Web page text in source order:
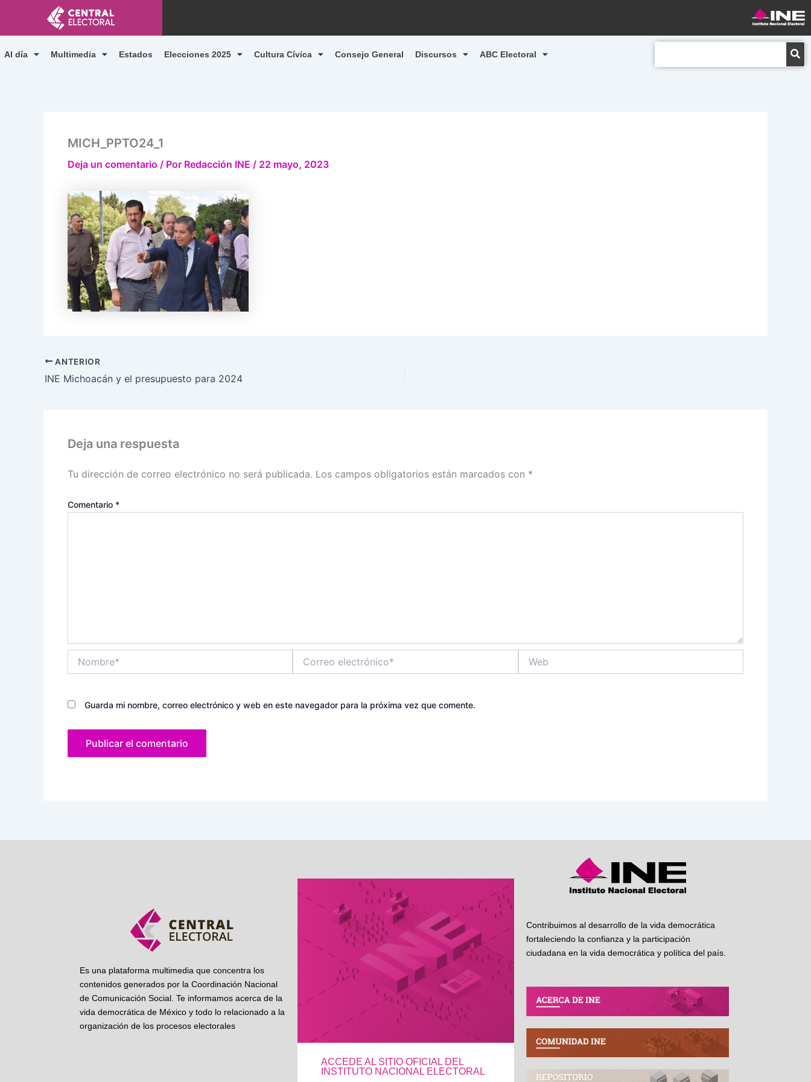
contenido
Al día Multimedia Estados Elecciones 2025 Cultura Cívica Consejo General Discursos ABC Electoral
MICH_PPTO24_1
Deja un comentario / Por Redacción INE / 22 mayo, 2023
ANTERIOR
INE Michoacán y el presupuesto para 2024
Deja una respuesta
Tu dirección de correo electrónico no será publicada. Los campos obligatorios están marcados con *
Comentario *
electrónico*
Guarda mi nombre, correo electrónico y web en este navegador para la próxima vez que comente.
Es una plataforma multimedia que concentra los
contenidos generados por la Coordinación Nacional
de Comunicación Social. Te informamos acerca de la
vida democrática de México y todo lo relacionado a la
organización de los procesos electorales
ACCEDE AL SITIO OFICIAL DEL
INSTITUTO NACIONAL ELECTORAL
Contribuimos al desarrollo de la vida democrática
fortaleciendo la confianza y la participación
ciudadana en la vida democrática y política del país.